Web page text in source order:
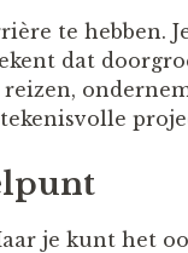
te hebben.
dat
je kunt het